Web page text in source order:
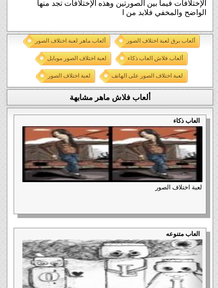
الإختلافات فيما بين الصورتين وهذه الإختلافات تجد منها
الواضح والمخفي فلابد من ا
ألعاب برق لعبة اختلاف الصور ألعاب ماهر لعبة اختلاف الصور
ألعاب فلاش العاب ذكاء لعبة اختلاف الصور موبايل
لعبة اختلاف الصور على الهاتف لعبة اختلاف الصور
ألعاب فلاش ماهر مشابهة
العاب ذكاء
لعبة اختلاف الصور
العاب متنوعه